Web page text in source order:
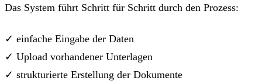
Das System führt Schritt für Schritt durch den Prozess:
✓ einfache Eingabe der Daten
✓ Upload vorhandener Unterlagen
✓ strukturierte Erstellung der Dokumente